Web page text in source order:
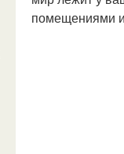
помещениями